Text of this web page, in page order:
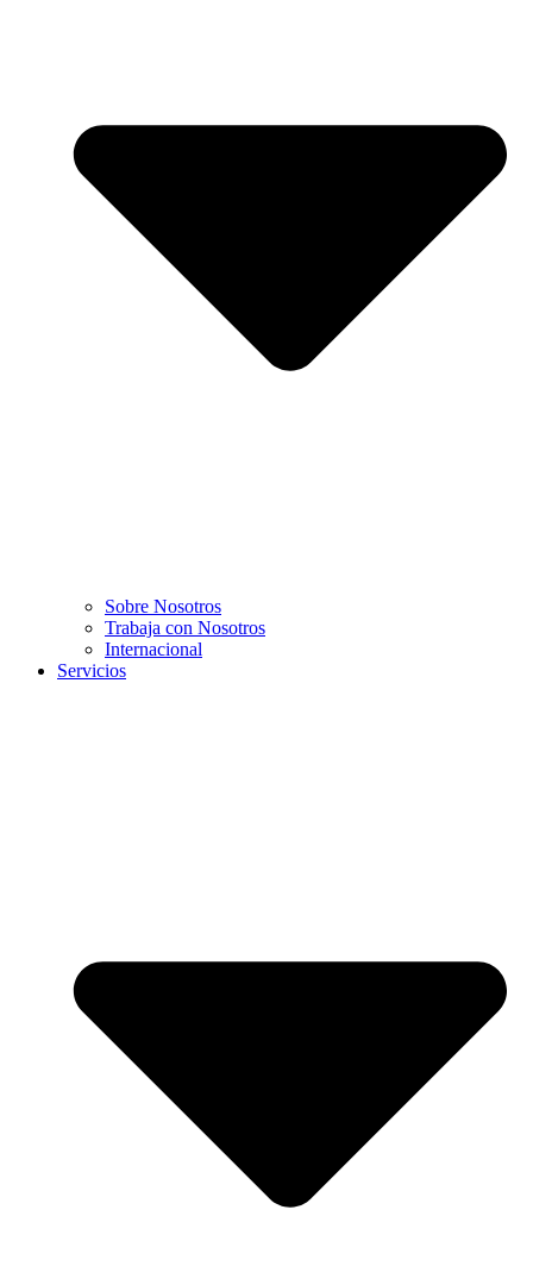
Sobre Nosotros
Trabaja con Nosotros
Internacional
Servicios